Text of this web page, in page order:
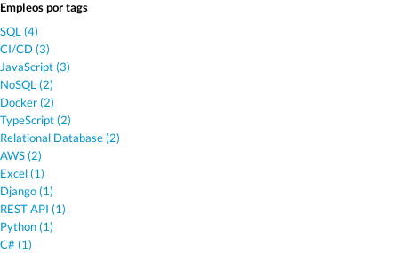
Empleos por tags
SQL (4)
CI/CD (3)
JavaScript (3)
NoSQL (2)
Docker (2)
TypeScript (2)
Relational Database (2)
AWS (2)
Excel (1)
Django (1)
REST API (1)
Python (1)
C# (1)